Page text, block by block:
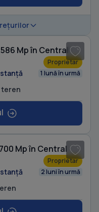
Mp în Central
Proprietar
1 lună în urmă
teren
Mp în Central
Proprietar
2 luni în urmă